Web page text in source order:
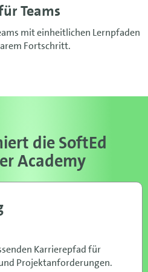
Teams
mit einheitlichen Lernpfaden
Fortschritt.
die SoftEd
Academy
Karrierepfad für
Projektanforderungen.